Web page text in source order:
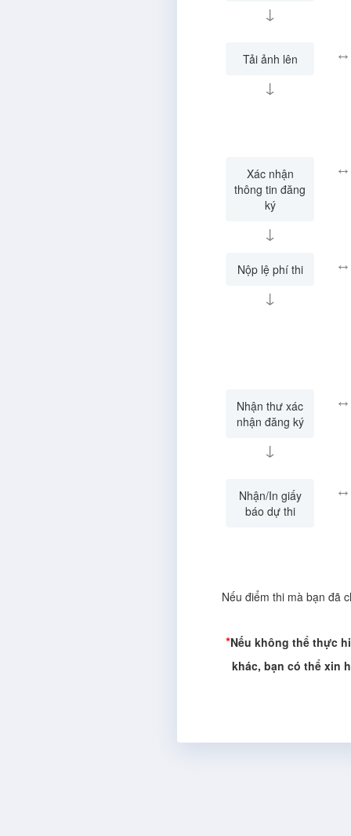
↓
Tải ảnh lên
↓
↔
Xác nhận
thông tin đăng
ký
↓
↔
Nộp lệ phí thi
↓
↔
Nhận thư xác
nhận đăng ký
↓
↔
Nhận/In giấy
báo dự thi
↔
Nếu điểm thi mà bạn đã
*Nếu không thể thực
khác, bạn có thể xin